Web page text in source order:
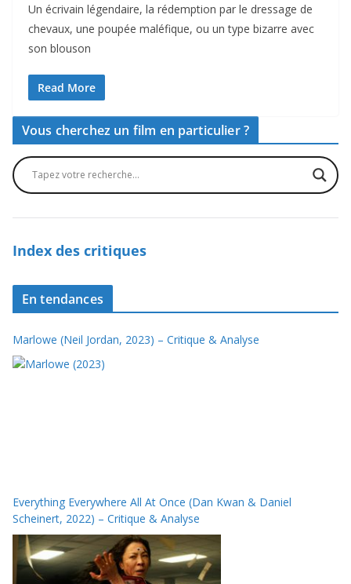
Un écrivain légendaire, la rédemption par le dressage de
chevaux, une poupée maléfique, ou un type bizarre avec
son blouson
Read More
Vous cherchez un film en particulier ?
Index des critiques
En tendances
Marlowe (Neil Jordan, 2023) – Critique & Analyse
Everything Everywhere All At Once (Dan Kwan & Daniel
Scheinert, 2022) – Critique & Analyse